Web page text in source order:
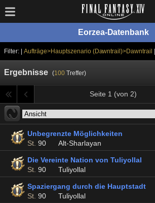
Eorzea-Datenbank
Filter: | Aufträge>Hauptszenario (Dawntrail)>Dawntrail
Ergebnisse (100Treffer)
Seite 1 (von 2)
Unbegrenzte Möglichkeiten
St. 90 Alt-Sharlayan
Die Vereinte Nation von Tuliyollal
St. 90 Tuliyollal
Spaziergang durch die Hauptstadt
St. 90 Tuliyollal